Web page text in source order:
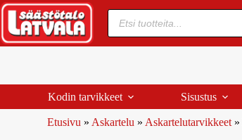
Kodin tarvikkeet Sisustus
Etusivu » Askartelu » Askartelutarvikkeet »